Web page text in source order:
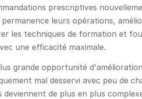
prescriptives
leurs opérations,
les techniques de formation et
une efficacité maximale.
grande opportunité
mal desservi avec peu de
de plus en plus